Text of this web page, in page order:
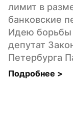
лимит в
банковские
Идею борьбы
депутат
Петербурга
Подробнее >